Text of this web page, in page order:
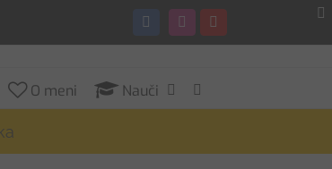
FacebookInstagramYouTube
O meni Nauči